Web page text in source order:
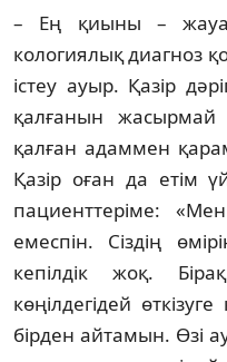
– Ең қиыны –
кологиялық диагноз
істеу ауыр. Қазір
қалғанын
қалған адаммен
Қазір оған да етім
пациенттеріме:
емеспін. Сіздің
кепілдік жоқ.
көңілдегідей
бірден ай­тамын. Өзі